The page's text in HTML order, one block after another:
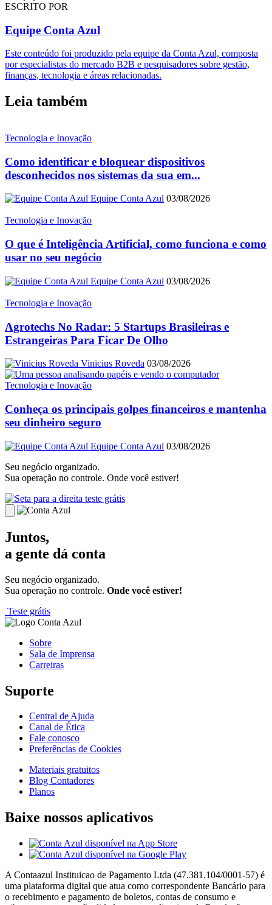
ESCRITO POR
Equipe Conta Azul
Este conteúdo foi produzido pela equipe da Conta Azul, composta
por especialistas do mercado B2B e pesquisadores sobre gestão,
finanças, tecnologia e áreas relacionadas.
Leia também
Tecnologia e Inovação
Como identificar e bloquear dispositivos
desconhecidos nos sistemas da sua em...
Equipe Conta Azul 03/08/2026
Tecnologia e Inovação
O que é Inteligência Artificial, como funciona e como
usar no seu negócio
Equipe Conta Azul 03/08/2026
Tecnologia e Inovação
Agrotechs No Radar: 5 Startups Brasileiras e
Estrangeiras Para Ficar De Olho
Vinicius Roveda 03/08/2026
Tecnologia e Inovação
Conheça os principais golpes financeiros e mantenha
seu dinheiro seguro
Equipe Conta Azul 03/08/2026
Seu negócio organizado.
Sua operação no controle. Onde você estiver!
teste grátis
Juntos,
a gente dá conta
Seu negócio organizado.
Sua operação no controle. Onde você estiver!
Teste grátis
Sobre
Sala de Imprensa
Carreiras
Suporte
Central de Ajuda
Canal de Ética
Fale conosco
Preferências de Cookies
Materiais gratuitos
Blog Contadores
Planos
Baixe nossos aplicativos
A Contaazul Instituicao de Pagamento Ltda (47.381.104/0001-57) é
uma plataforma digital que atua como correspondente Bancário para
o recebimento e pagamento de boletos, contas de consumo e